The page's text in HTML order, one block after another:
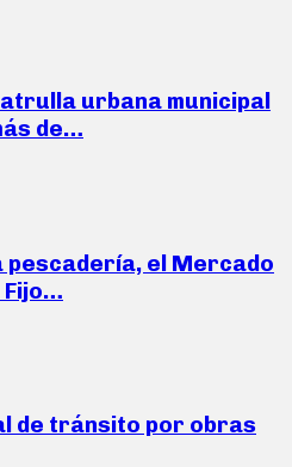
urbana municipal
de…
pescadería, el Mercado
Fijo…
de tránsito por obras